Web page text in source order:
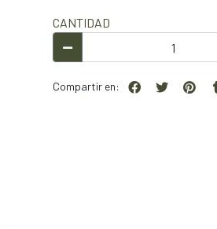
CANTIDAD
Compartir en: